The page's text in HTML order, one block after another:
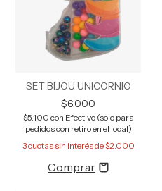
SET BIJOU UNICORNIO
$6.000
$5.100 con Efectivo (solo para
pedidos con retiro en el local)
3cuotas sin interés de$2.000